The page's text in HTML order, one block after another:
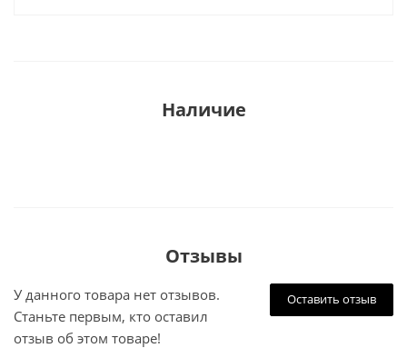
Наличие
Отзывы
Оставить отзыв
У данного товара нет отзывов.
Станьте первым, кто оставил
отзыв об этом товаре!